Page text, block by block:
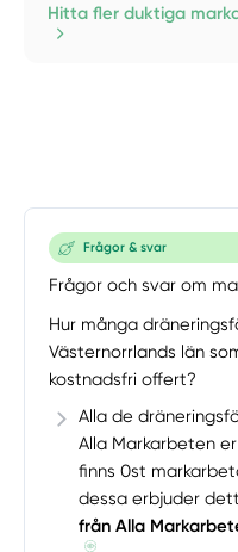
Hitta fler duktiga
Frågor & svar
Frågor och svar om
Hur många
Västernorrlands län
kostnadsfri offert?
Alla de
Alla Markarbeten
finns 0st
dessa erbjuder
från Alla